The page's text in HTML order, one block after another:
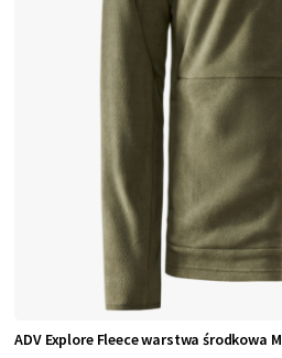
ADV Explore Fleece warstwa środkowa M